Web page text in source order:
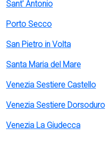
Sant' Antonio
Porto Secco
San Pietro in Volta
Santa Maria del Mare
Venezia Sestiere Castello
Venezia Sestiere Dorsoduro
Venezia La Giudecca